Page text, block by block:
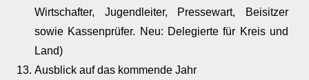
Wirtschafter, Jugendleiter, Pressewart, Beisitzer
sowie Kassenprüfer. Neu: Delegierte für Kreis und
Land)
Ausblick auf das kommende Jahr